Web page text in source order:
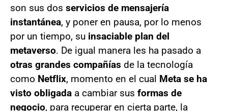
son sus dos servicios de mensajería
instantánea, y poner en pausa, por lo menos
por un tiempo, su insaciable plan del
metaverso. De igual manera les ha pasado a
otras grandes compañías de la tecnología
como Netflix, momento en el cual Meta se ha
visto obligada a cambiar sus formas de
negocio, para recuperar en cierta parte, la